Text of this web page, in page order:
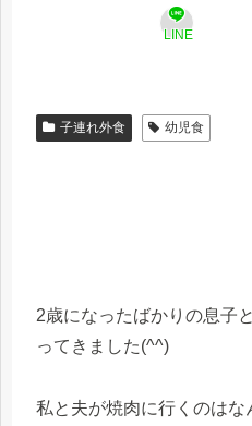
LINE
子連れ外食 幼児食
2歳になったばかりの息子
ってきました(^^)
私と夫が焼肉に行くのはな